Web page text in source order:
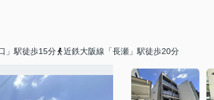
」駅徒歩15分 近鉄大阪線「長瀬」駅徒歩20分